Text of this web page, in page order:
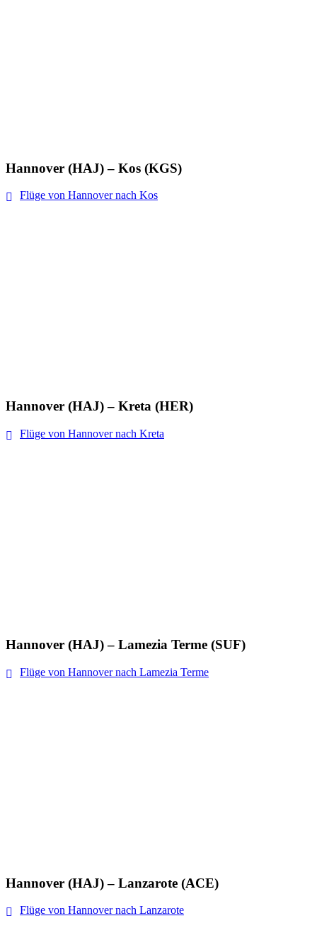
Hannover (HAJ) – Kos (KGS)
Flüge von Hannover nach Kos
Hannover (HAJ) – Kreta (HER)
Flüge von Hannover nach Kreta
Hannover (HAJ) – Lamezia Terme (SUF)
Flüge von Hannover nach Lamezia Terme
Hannover (HAJ) – Lanzarote (ACE)
Flüge von Hannover nach Lanzarote